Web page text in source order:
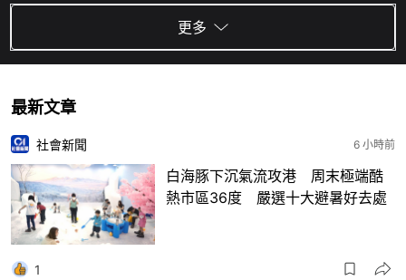
更多
最新文章
社會新聞 6 小時前
白海豚下沉氣流攻港 周末極端酷
熱市區36度 嚴選十大避暑好去處
1